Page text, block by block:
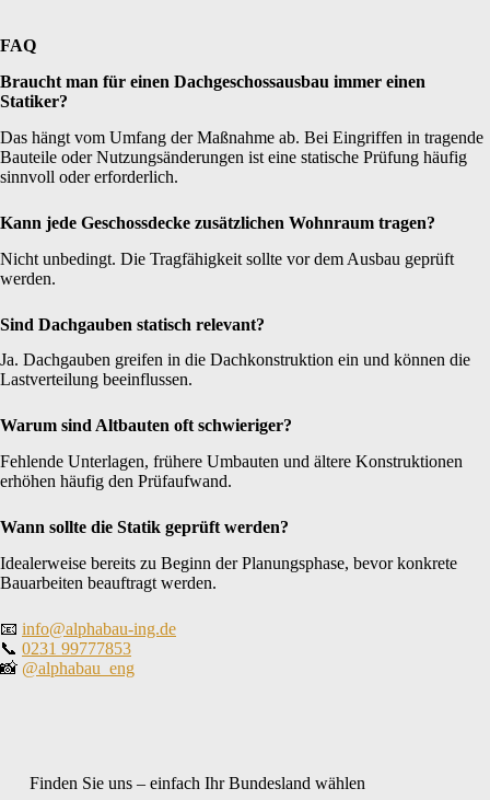
FAQ
Braucht man für einen Dachgeschossausbau immer einen
Statiker?
Das hängt vom Umfang der Maßnahme ab. Bei Eingriffen in tragende
Bauteile oder Nutzungsänderungen ist eine statische Prüfung häufig
sinnvoll oder erforderlich.
Kann jede Geschossdecke zusätzlichen Wohnraum tragen?
Nicht unbedingt. Die Tragfähigkeit sollte vor dem Ausbau geprüft
werden.
Sind Dachgauben statisch relevant?
Ja. Dachgauben greifen in die Dachkonstruktion ein und können die
Lastverteilung beeinflussen.
Warum sind Altbauten oft schwieriger?
Fehlende Unterlagen, frühere Umbauten und ältere Konstruktionen
erhöhen häufig den Prüfaufwand.
Wann sollte die Statik geprüft werden?
Idealerweise bereits zu Beginn der Planungsphase, bevor konkrete
Bauarbeiten beauftragt werden.
📧 info@alphabau-ing.de
📞 0231 99777853
📸 @alphabau_eng
Finden Sie uns – einfach Ihr Bundesland wählen